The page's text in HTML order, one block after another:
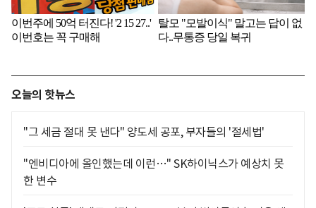
오늘의 핫뉴스
"그 세금 절대 못 낸다" 양도세 공포, 부자들의 '절세법'
"엔비디아에 올인했는데 이런…" SK하이닉스가 예상치 못
한 변수